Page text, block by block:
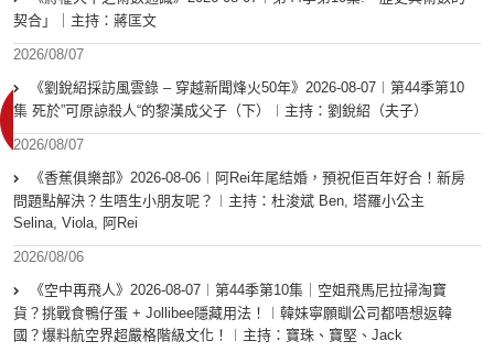
契合」｜主持：蔣匡文
2026/08/07
《劉銳紹採訪風雲錄 – 穿越新聞烽火50年》2026-08-07︱第44季第10
集 死於”可原諒殺人“的黎漢成父子（下）︱主持：劉銳紹（夫子）
2026/08/07
《香蕉俱樂部》2026-08-06︱阿Rei年尾結婚，預祝佢百年好合！新房
問題點解決？生唔生小朋友呢？︱主持：杜浚斌 Ben, 塔羅小公主
Selina, Viola, 阿Rei
2026/08/06
《空中再飛人》2026-08-07︱第44季第10集｜空姐飛馬尼拉掃淘寶
貨？挑戰食鴨仔蛋 + Jollibee隱藏用法！︱韓妹寧願瞓公司都唔想返韓
國？爆料航空界超嚴格階級文化！︱主持：寶珠、寶堅、Jack